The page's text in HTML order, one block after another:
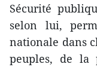
Sécurité
selon lui,
nationale dans
peuples, de